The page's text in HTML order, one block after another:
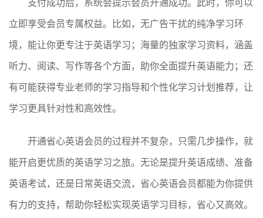
支付成功后，系统会提示会员开通成功。此时，你可以
立即享受会员专属权益。比如，无广告干扰的纯净学习环
境，能让你更专注于英语学习；海量的独家学习资料，涵盖
听力、阅读、写作等各个方面，助你全面提升英语能力；还
有可能获得专业老师的学习指导和个性化学习计划推荐，让
学习更具针对性和高效性。
开通省心英语会员的过程并不复杂，只需几步操作，就
能开启更优质的英语学习之旅。无论是提升英语成绩、准备
英语考试，还是日常英语交流，省心英语会员都能为你提供
有力的支持，帮助你轻松实现英语学习目标，省心又高效。